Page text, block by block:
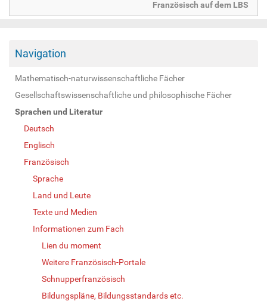
Französisch auf dem LBS
Navigation
Mathematisch-naturwissenschaftliche Fächer
Gesellschaftswissenschaftliche und philosophische Fächer
Sprachen und Literatur
Deutsch
Englisch
Französisch
Sprache
Land und Leute
Texte und Medien
Informationen zum Fach
Lien du moment
Weitere Französisch-Portale
Schnupperfranzösisch
Bildungspläne, Bildungsstandards etc.